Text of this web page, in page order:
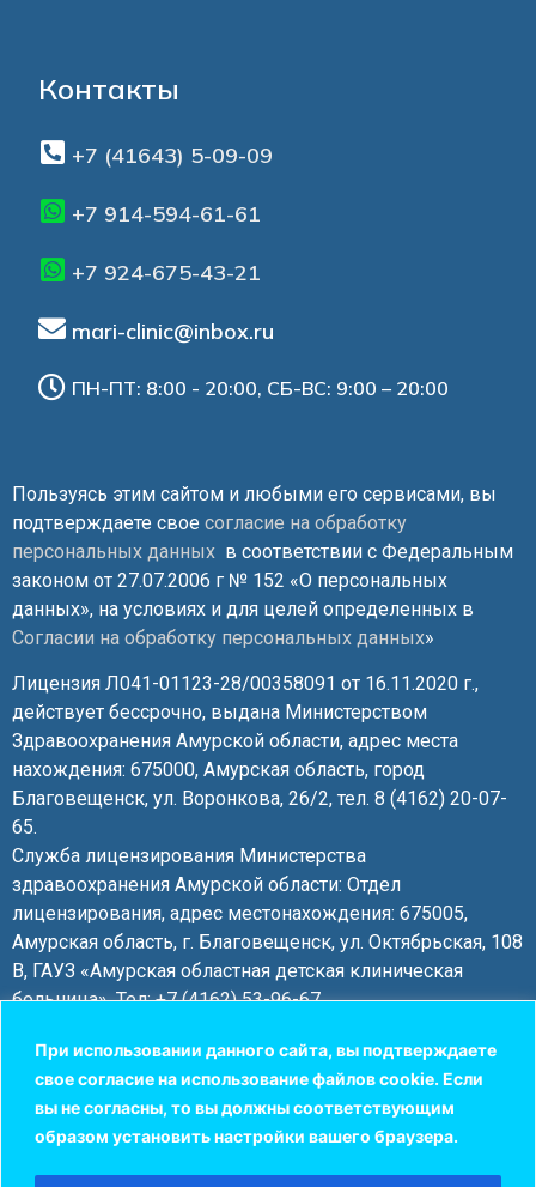
При использовании данного сайта, вы подтверждаете
свое согласие на использование файлов cookie. Если
вы не согласны, то вы должны соответствующим
образом установить настройки вашего браузера.
Контакты
+7 (41643) 5-09-09
+7 914-594-61-61
+7 924-675-43-21
mari-clinic@inbox.ru
ПН-ПТ: 8:00 - 20:00, СБ-ВС: 9:00 – 20:00
Пользуясь этим сайтом и любыми его сервисами, вы
подтверждаете свое согласие на обработку
персональных данных в соответствии с Федеральным
законом от 27.07.2006 г № 152 «О персональных
данных», на условиях и для целей определенных в
Согласии на обработку персональных данных»
Лицензия Л041-01123-28/00358091 от 16.11.2020 г.,
действует бессрочно, выдана Министерством
Здравоохранения Амурской области, адрес места
нахождения: 675000, Амурская область, город
Благовещенск, ул. Воронкова, 26/2, тел. 8 (4162) 20-07-
65.
Служба лицензирования Министерства
здравоохранения Амурской области: Отдел
лицензирования, адрес местонахождения: 675005,
Амурская область, г. Благовещенск, ул. Октябрьская, 108
В, ГАУЗ «Амурская областная детская клиническая
больница», Тел: +7 (4162) 53-96-67.
© 2023-2025 г. ООО Медицинский центр «Мари».
АМУРВЕБ — Создание сайтов / Продвижение